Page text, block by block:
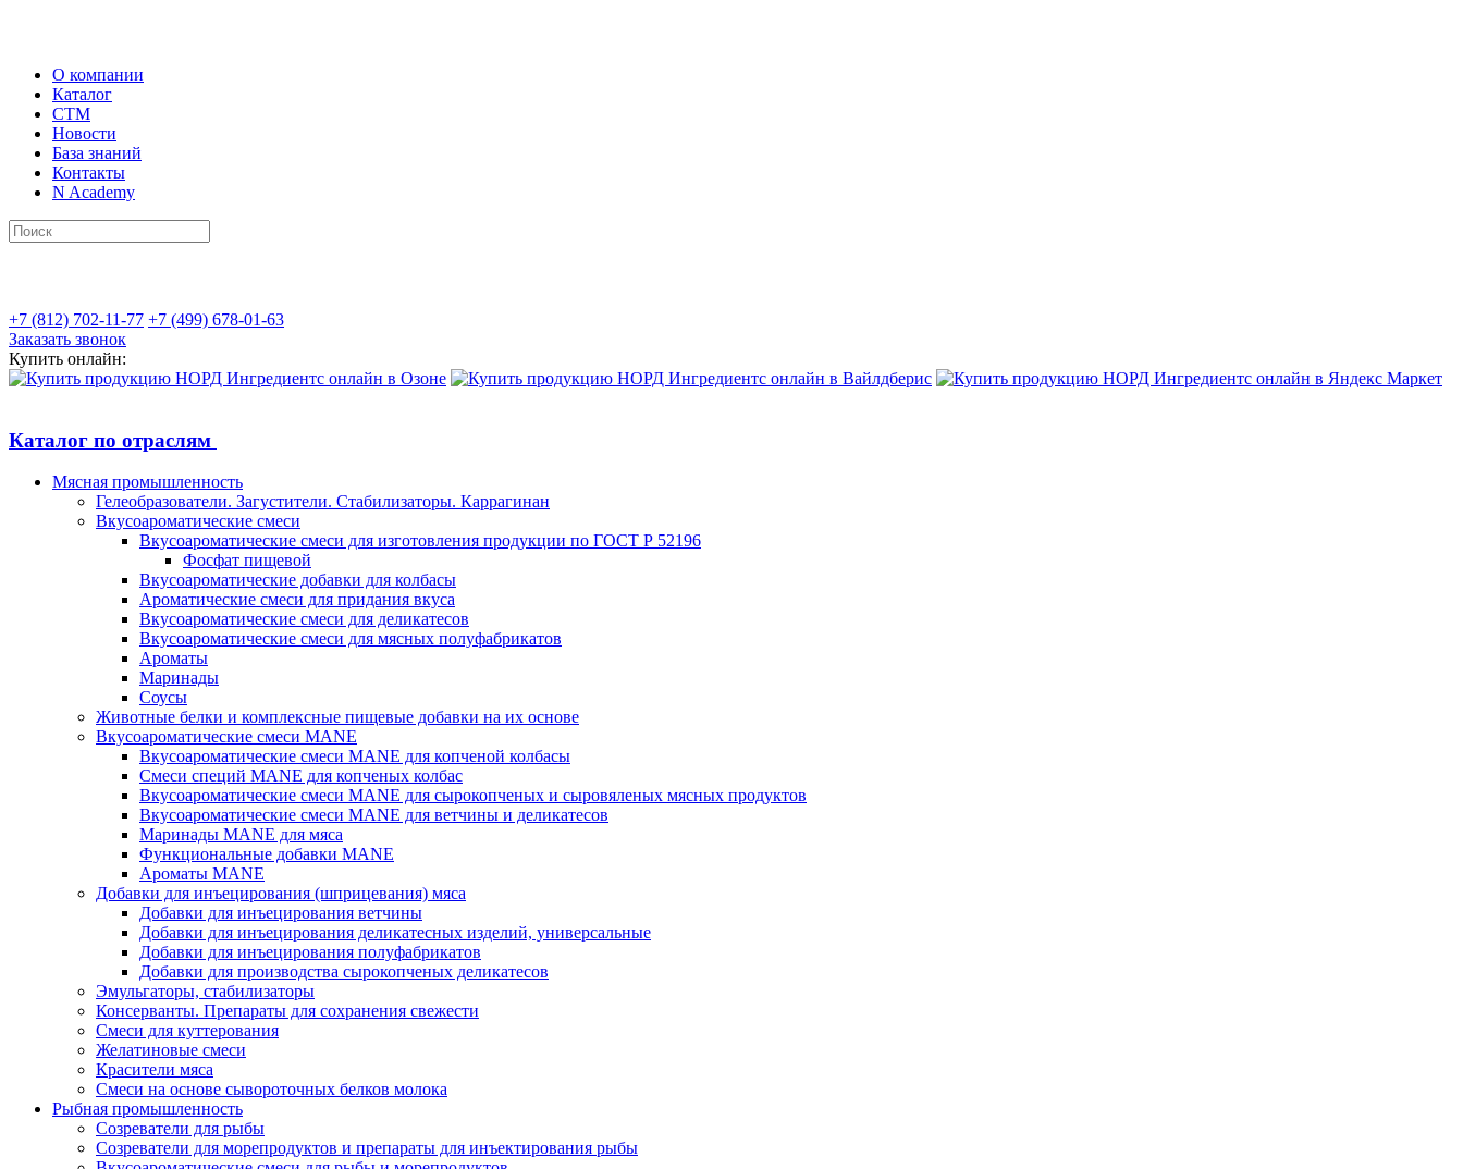
О компании
Каталог
СТМ
Новости
База знаний
Контакты
N Academy
+7 (812) 702-11-77 +7 (499) 678-01-63
Заказать звонок
Купить онлайн:
Каталог по отраслям
Мясная промышленность
Гелеобразователи. Загустители. Стабилизаторы. Каррагинан
Вкусоароматические смеси
Вкусоароматические смеси для изготовления продукции по ГОСТ Р 52196
Фосфат пищевой
Вкусоароматические добавки для колбасы
Ароматические смеси для придания вкуса
Вкусоароматические смеси для деликатесов
Вкусоароматические смеси для мясных полуфабрикатов
Ароматы
Маринады
Соусы
Животные белки и комплексные пищевые добавки на их основе
Вкусоароматические смеси MANE
Вкусоароматические смеси MANE для копченой колбасы
Смеси специй MANE для копченых колбас
Вкусоароматические смеси MANE для сырокопченых и сыровяленых мясных продуктов
Вкусоароматические смеси MANE для ветчины и деликатесов
Маринады MANE для мяса
Функциональные добавки MANE
Ароматы MANE
Добавки для инъецирования (шприцевания) мяса
Добавки для инъецирования ветчины
Добавки для инъецирования деликатесных изделий, универсальные
Добавки для инъецирования полуфабрикатов
Добавки для производства сырокопченых деликатесов
Эмульгаторы, стабилизаторы
Консерванты. Препараты для сохранения свежести
Смеси для куттерования
Желатиновые смеси
Красители мяса
Смеси на основе сывороточных белков молока
Рыбная промышленность
Созреватели для рыбы
Созреватели для морепродуктов и препараты для инъектирования рыбы